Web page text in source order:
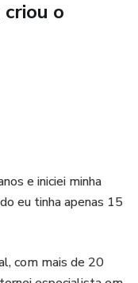
ideais para
ferramentas que
de trabalho.
e as
ajustes
funcione e dê
o
e iniciei minha
eu tinha apenas 15
com mais de 20